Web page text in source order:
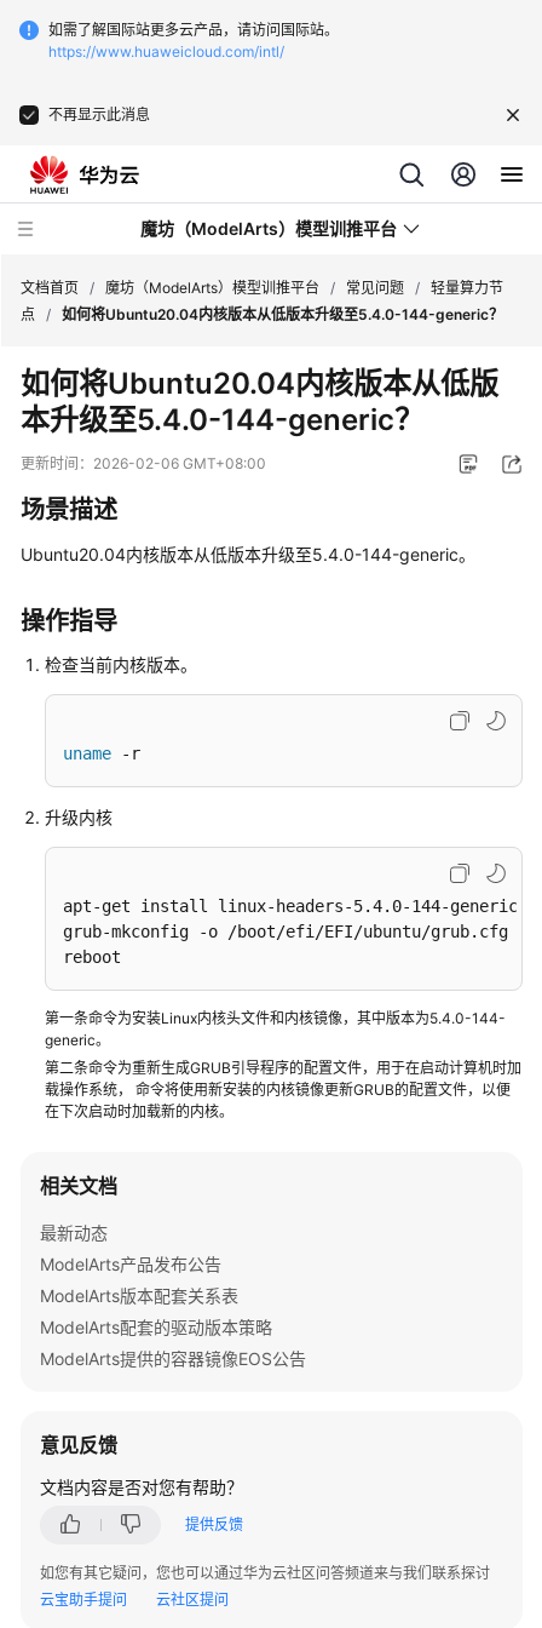
如需了解国际站更多云产品，请访问国际站。
https://www.huaweicloud.com/intl/
不再显示此消息
魔坊（ModelArts）模型训推平台
最
新
动
服
务
公
产
品
说
明
门
数
据
准
备
模
开
发
型
训
推
理
部
模
型
文档首页 / 魔坊（ModelArts）模型训推平台 / 常见问题 / 轻量算力节
点
/ 如何将Ubuntu20.04内核版本从低版本升级至5.4.0-144-generic？
如何将Ubuntu20.04内核版本从低版
本升级至5.4.0-144-generic？
更新时间： 2026-02-06 GMT+08:00
场景描述
Ubuntu20.04内核版本从低版本升级至5.4.0-144-generic。
操作指导
检查当前内核版本。
uname -r
升级内核
apt-get install linux-headers-5.4.0-144-generic
grub-mkconfig -o /boot/efi/EFI/ubuntu/grub.cfg
reboot
第一条命令为安装Linux内核头文件和内核镜像，其中版本为5.4.0-144-
generic。
第二条命令为重新生成GRUB引导程序的配置文件，用于在启动计算机时加
载操作系统， 命令将使用新安装的内核镜像更新GRUB的配置文件，以便
在下次启动时加载新的内核。
相关文档
最新动态
ModelArts产品发布公告
ModelArts版本配套关系表
ModelArts配套的驱动版本策略
ModelArts提供的容器镜像EOS公告
意见反馈
文档内容是否对您有帮助？
提供反馈
如您有其它疑问，您也可以通过华为云社区问答频道来与我们联系探讨
云宝助手提问
云社区提问